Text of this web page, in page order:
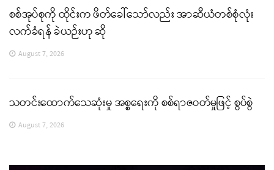
စစ်အုပ်စုကို ထိုင်းက ဖိတ်ခေါ်သော်လည်း အာဆီယံတစ်စုံလုံး
လက်ခံရန် ခဲယဉ်းဟု ဆို
August 7, 2026
သတင်းထောက်သေဆုံးမှု အစ္စရေးကို စစ်ရာဇဝတ်မှုဖြင့် စွပ်စွဲ
August 7, 2026